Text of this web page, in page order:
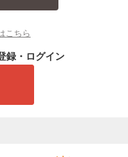
こちら
録・ログイン